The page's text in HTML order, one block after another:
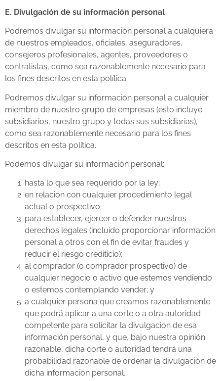
E. Divulgación de su información personal
Podremos divulgar su información personal a cualquiera
de nuestros empleados, oficiales, aseguradores,
consejeros profesionales, agentes, proveedores o
contratistas, como sea razonablemente necesario para
los fines descritos en esta política.
Podremos divulgar su información personal a cualquier
miembro de nuestro grupo de empresas (esto incluye
subsidiarios, nuestro grupo y todas sus subsidiarias),
como sea razonablemente necesario para los fines
descritos en esta política.
Podemos divulgar su información personal:
hasta lo que sea requerido por la ley;
en relación con cualquier procedimiento legal
actual o prospectivo;
para establecer, ejercer o defender nuestros
derechos legales (incluido proporcionar información
personal a otros con el fin de evitar fraudes y
reducir el riesgo crediticio);
al comprador (o comprador prospectivo) de
cualquier negocio o activo que estemos vendiendo
o estemos contemplando vender; y
a cualquier persona que creamos razonablemente
que podrá aplicar a una corte o a otra autoridad
competente para solicitar la divulgación de esa
información personal, y que, bajo nuestra opinión
razonable, dicha corte o autoridad tendrá una
probabilidad razonable de ordenar la divulgación de
dicha información personal.